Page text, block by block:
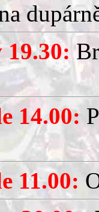
19.30:
14.00:
11.00: